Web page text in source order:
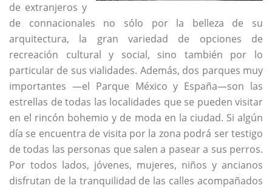
de extranjeros y
de connacionales no sólo por la belleza de su
arquitectura, la gran variedad de opciones de
recreación cultural y social, sino también por lo
particular de sus vialidades. Además, dos parques muy
importantes —el Parque México y España—son las
estrellas de todas las localidades que se pueden visitar
en el rincón bohemio y de moda en la ciudad. Si algún
día se encuentra de visita por la zona podrá ser testigo
de todas las personas que salen a pasear a sus perros.
Por todos lados, jóvenes, mujeres, niños y ancianos
disfrutan de la tranquilidad de las calles acompañados